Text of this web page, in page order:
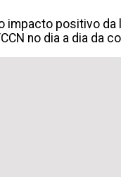
positivo
no dia a dia da